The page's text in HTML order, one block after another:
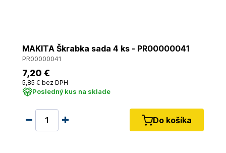
MAKITA Škrabka sada 4 ks - PR00000041
PR00000041
7,20 €
5,85 € bez DPH
Posledný kus na sklade
Do košíka